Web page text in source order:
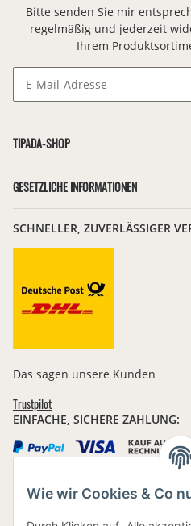
Wie wir Cookies & Co
Bitte senden Sie mir
regelmäßig und jederzeit
Ihrem
TIPADA-SHOP
GESETZLICHE INFORMATIONEN
SCHNELLER, ZUVERLÄSSIGER
Das sagen unsere Kunden
Trustpilot
EINFACHE, SICHERE ZAHLUNG: